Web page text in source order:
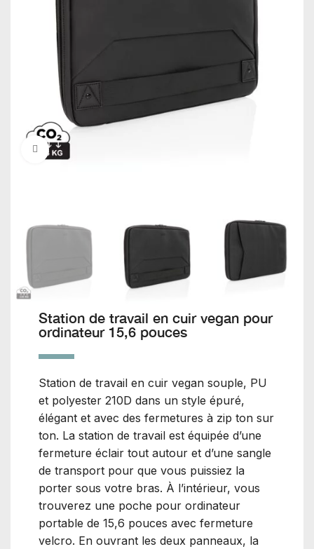
Click to enlarge
Station de travail en cuir vegan pour
ordinateur 15,6 pouces
Station de travail en cuir vegan souple, PU
et polyester 210D dans un style épuré,
élégant et avec des fermetures à zip ton sur
ton. La station de travail est équipée d’une
fermeture éclair tout autour et d’une sangle
de transport pour que vous puissiez la
porter sous votre bras. À l’intérieur, vous
trouverez une poche pour ordinateur
portable de 15,6 pouces avec fermeture
velcro. En ouvrant les deux panneaux, la